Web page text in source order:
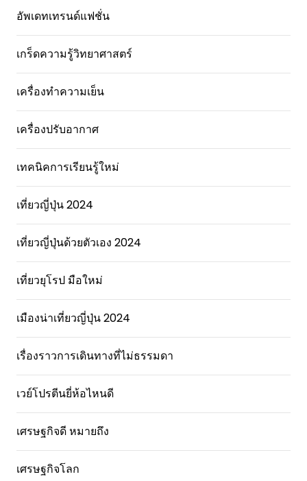
อัพเดทเทรนด์แฟชั่น
เกร็ดความรู้วิทยาศาสตร์
เครื่องทำความเย็น
เครื่องปรับอากาศ
เทคนิคการเรียนรู้ใหม่
เที่ยวญี่ปุ่น 2024
เที่ยวญี่ปุ่นด้วยตัวเอง 2024
เที่ยวยุโรป มือใหม่
เมืองน่าเที่ยวญี่ปุ่น 2024
เรื่องราวการเดินทางที่ไม่ธรรมดา
เวย์โปรตีนยี่ห้อไหนดี
เศรษฐกิจดี หมายถึง
เศรษฐกิจโลก